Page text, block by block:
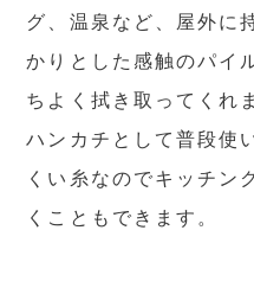
グ、温泉など、屋外に
かりとした感触のパイ
ちよく拭き取ってくれ
ハンカチとして普段使
くい糸なのでキッチン
くこともできます。